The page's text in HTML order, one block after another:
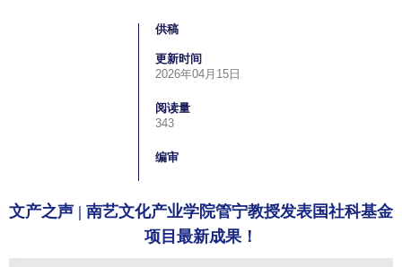
供稿
更新时间
2026年04月15日
阅读量
343
编审
文产之声 | 南艺文化产业学院管宁教授发表国社科基金
项目最新成果！